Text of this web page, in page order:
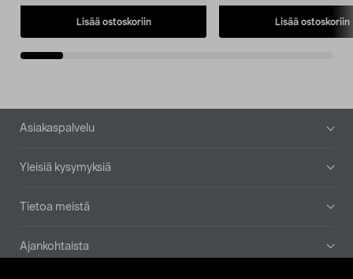
Lisää ostoskoriin Lisää ostoskoriin
Alatunniste
Asiakaspalvelu
Yleisiä kysymyksiä
Tietoa meistä
Ajankohtaista